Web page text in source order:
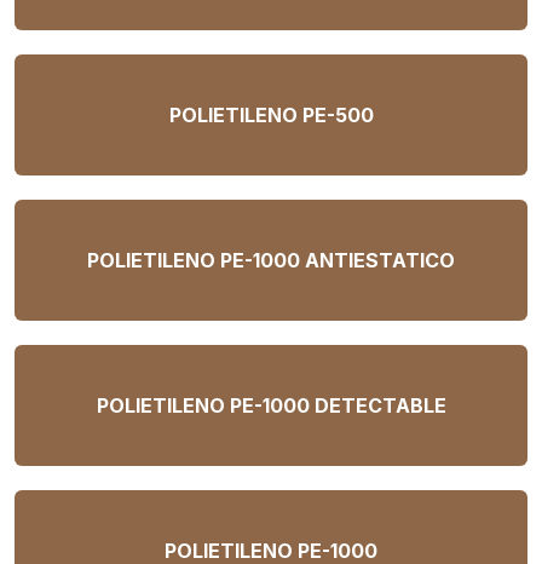
POLIETILENO PE-500
POLIETILENO PE-1000 ANTIESTATICO
POLIETILENO PE-1000 DETECTABLE
POLIETILENO PE-1000